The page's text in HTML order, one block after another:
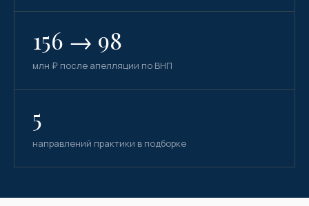
156 → 98
млн ₽ после апелляции по ВНП
5
направлений практики в подборке